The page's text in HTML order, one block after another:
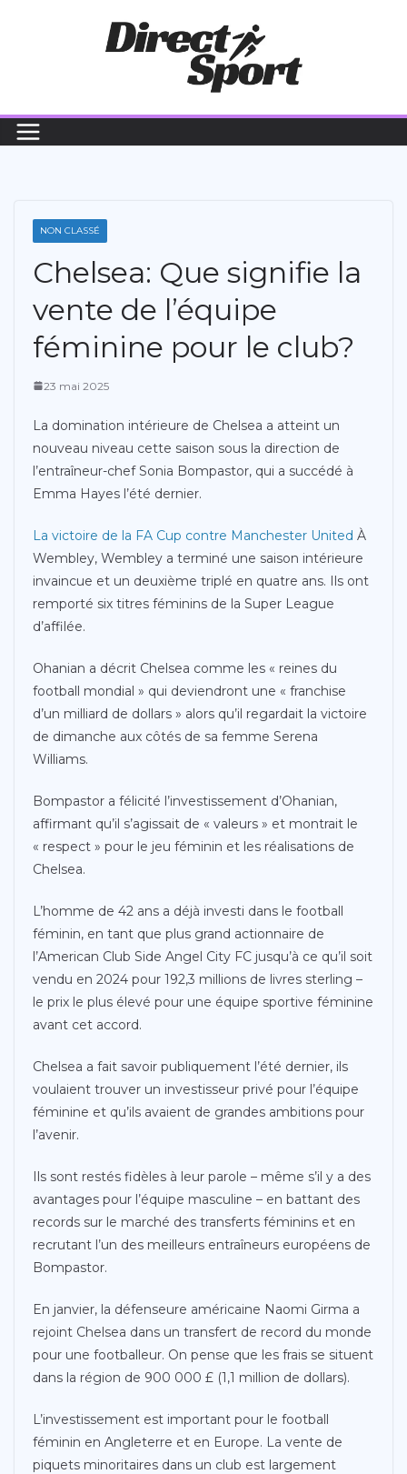
NON CLASSÉ
Chelsea: Que signifie la
vente de l’équipe
féminine pour le club?
23 mai 2025
La domination intérieure de Chelsea a atteint un
nouveau niveau cette saison sous la direction de
l’entraîneur-chef Sonia Bompastor, qui a succédé à
Emma Hayes l’été dernier.
La victoire de la FA Cup contre Manchester United À
Wembley, Wembley a terminé une saison intérieure
invaincue et un deuxième triplé en quatre ans. Ils ont
remporté six titres féminins de la Super League
d’affilée.
Ohanian a décrit Chelsea comme les « reines du
football mondial » qui deviendront une « franchise
d’un milliard de dollars » alors qu’il regardait la victoire
de dimanche aux côtés de sa femme Serena
Williams.
Bompastor a félicité l’investissement d’Ohanian,
affirmant qu’il s’agissait de « valeurs » et montrait le
« respect » pour le jeu féminin et les réalisations de
Chelsea.
L’homme de 42 ans a déjà investi dans le football
féminin, en tant que plus grand actionnaire de
l’American Club Side Angel City FC jusqu’à ce qu’il soit
vendu en 2024 pour 192,3 millions de livres sterling –
le prix le plus élevé pour une équipe sportive féminine
avant cet accord.
Chelsea a fait savoir publiquement l’été dernier, ils
voulaient trouver un investisseur privé pour l’équipe
féminine et qu’ils avaient de grandes ambitions pour
l’avenir.
Ils sont restés fidèles à leur parole – même s’il y a des
avantages pour l’équipe masculine – en battant des
records sur le marché des transferts féminins et en
recrutant l’un des meilleurs entraîneurs européens de
Bompastor.
En janvier, la défenseure américaine Naomi Girma a
rejoint Chelsea dans un transfert de record du monde
pour une footballeur. On pense que les frais se situent
dans la région de 900 000 £ (1,1 million de dollars).
L’investissement est important pour le football
féminin en Angleterre et en Europe. La vente de
piquets minoritaires dans un club est largement